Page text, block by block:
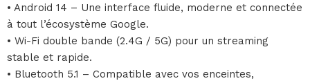
• Android 14 – Une interface fluide, moderne et connectée
à tout l’écosystème Google.
• Wi-Fi double bande (2.4G / 5G) pour un streaming
stable et rapide.
• Bluetooth 5.1 – Compatible avec vos enceintes,